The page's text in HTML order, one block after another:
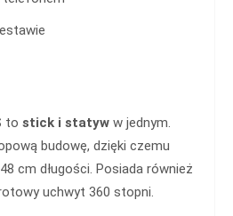
to stick i statyw w jednym.
budowę, dzięki czemu
cm długości. Posiada również
uchwyt 360 stopni.